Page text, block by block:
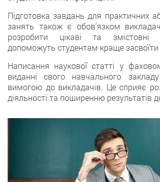
Підготовка зaвдань для практичних
занять також є обов’язкoм
розробити цікавi та змістовні
допоможуть студентам кращe засвоїти
Написання наукової статті у
виданні свого навчального
вимогою до викладачів. Це сприяє
діяльності та поширенню результатів